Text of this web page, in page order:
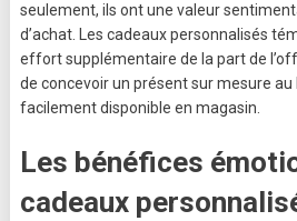
seulement, ils ont une valeur
d’achat. Les cadeaux personnalisés
effort supplémentaire de la part de
de concevoir un présent sur mesure au
facilement disponible en magasin.
Les bénéfices
cadeaux